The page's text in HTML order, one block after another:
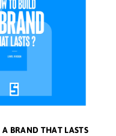
OR SIMPLE
BRAND THAT LASTS